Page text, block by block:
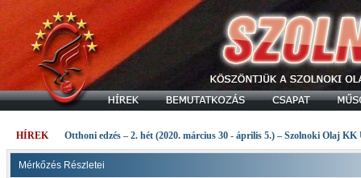
HÍREK Otthoni edzés – 2. hét (2020. március 30 - április 5.) – Szolnoki Olaj KK
Mérkőzés Részletei